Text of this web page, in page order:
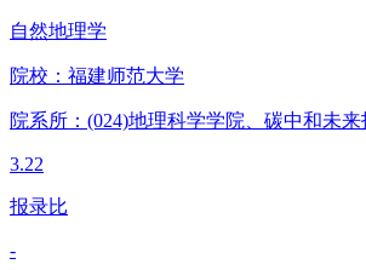
自然地理学
院校： 福建师范大学
院系所：(024)地理科学学院、碳中和未来
3.22
报录比
-